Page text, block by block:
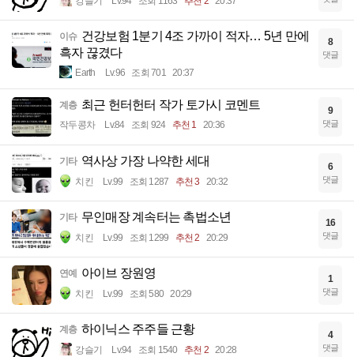
이슈 건강보험 1분기 4조 가까이 적자… 5년 만에
흑자 끊겼다
Earth Lv.96 조회 701 20:37
8
댓글
계층 최근 헌터헌터 작가 토가시 코멘트
작두콩차 Lv.84 조회 924 추천 1 20:36
9
댓글
기타 역사상 가장 나약한 세대
치킨 Lv.99 조회 1287 추천 3 20:32
6
댓글
기타 무인매장 계속터는 촉법소년
치킨 Lv.99 조회 1299 추천 2 20:29
16
댓글
연예 아이브 장원영
치킨 Lv.99 조회 580 20:29
1
댓글
계층 하이닉스 주주들 근황
강슬기 Lv.94 조회 1540 추천 2 20:28
4
댓글